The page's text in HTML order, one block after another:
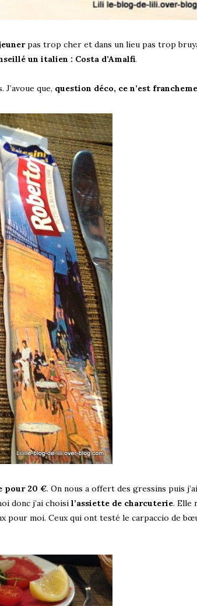
pas trop cher et dans un lieu pas trop
un italien : Costa d’Amalfi.
que, question déco, ce n’est
pour 20 €. On nous a offert des gressins puis
donc j’ai choisi l’assiette de charcuterie. Elle
pour moi. Ceux qui ont testé le carpaccio de